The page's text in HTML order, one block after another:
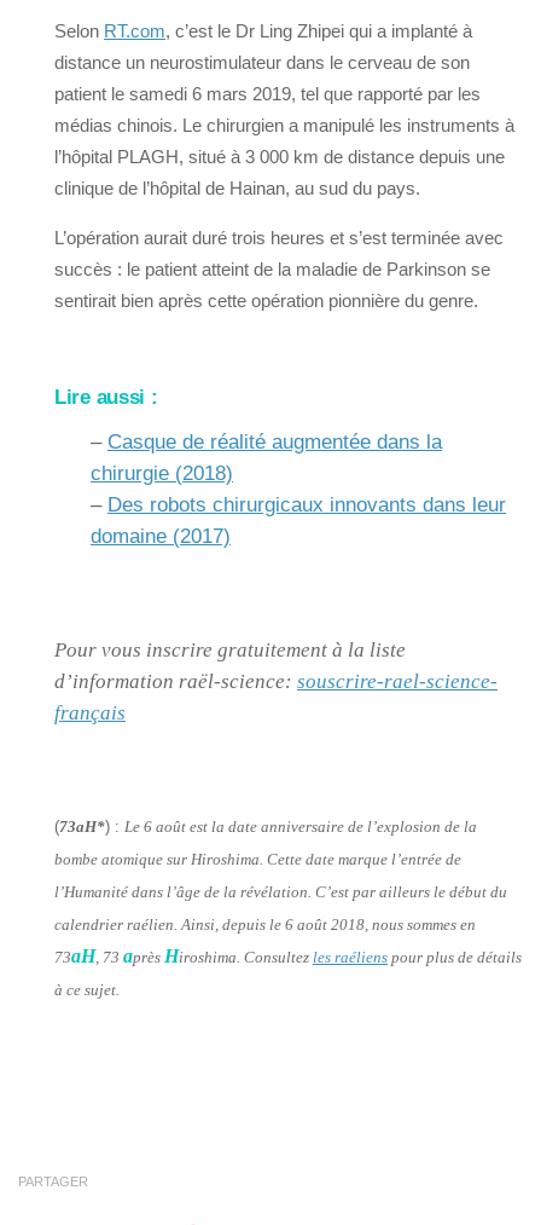
Selon RT.com, c’est le Dr Ling Zhipei qui a implanté à
distance un neurostimulateur dans le cerveau de son
patient le samedi 6 mars 2019, tel que rapporté par les
médias chinois. Le chirurgien a manipulé les instruments à
l’hôpital PLAGH, situé à 3 000 km de distance depuis une
clinique de l’hôpital de Hainan, au sud du pays.
L’opération aurait duré trois heures et s’est terminée avec
succès : le patient atteint de la maladie de Parkinson se
sentirait bien après cette opération pionnière du genre.
Lire aussi :
– Casque de réalité augmentée dans la
chirurgie (2018)
– Des robots chirurgicaux innovants dans leur
domaine (2017)
Pour vous inscrire gratuitement à la liste
d’information raël-science: souscrire-rael-science-
français
(73aH*) : Le 6 août est la date anniversaire de l’explosion de la
bombe atomique sur Hiroshima. Cette date marque l’entrée de
l’Humanité dans l’âge de la révélation. C’est par ailleurs le début du
calendrier raélien. Ainsi, depuis le 6 août 2018, nous sommes en
73aH, 73 après Hiroshima. Consultez les raéliens pour plus de détails
à ce sujet.
PARTAGER